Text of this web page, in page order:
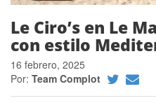
Le Ciro’s en Le
con estilo
16 febrero, 2025
Por: Team Complot